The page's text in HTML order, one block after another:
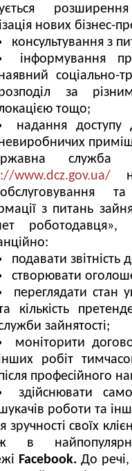
нових бізнес-
консультування з
інформування
соціально-
за
тощо;
надання доступу
служба
www.dcz.gov.ua/
з питань
подавати звітність
створювати
переглядати стан
кількість
зайнятості;
моніторити
робіт
професійного
здійснювати
роботи та
зручності своїх
в
Facebook. До речі,